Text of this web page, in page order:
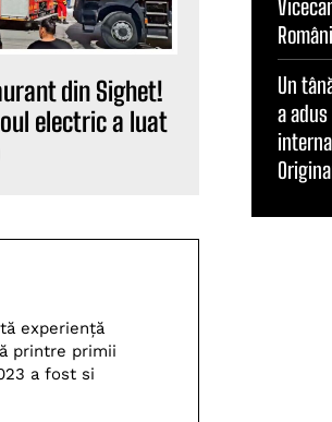
din Sighet!
electric a luat
experiență
printre primii
a fost si
Un
a